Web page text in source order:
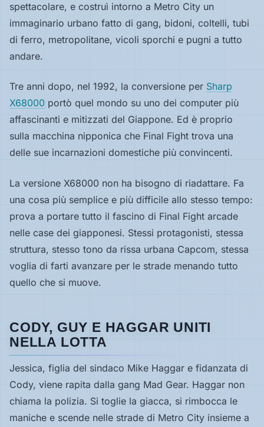
interpreti
Memories
Hardware
Tutte
le
piattaforme
Console
Computer
spettacolare, e costruì intorno a Metro City un
immaginario urbano fatto di gang, bidoni, coltelli, tubi
di ferro, metropolitane, vicoli sporchi e pugni a tutto
andare.
Tre anni dopo, nel 1992, la conversione per Sharp
X68000 portò quel mondo su uno dei computer più
affascinanti e mitizzati del Giappone. Ed è proprio
sulla macchina nipponica che Final Fight trova una
delle sue incarnazioni domestiche più convincenti.
La versione X68000 non ha bisogno di riadattare. Fa
una cosa più semplice e più difficile allo stesso tempo:
prova a portare tutto il fascino di Final Fight arcade
nelle case dei giapponesi. Stessi protagonisti, stessa
struttura, stesso tono da rissa urbana Capcom, stessa
voglia di farti avanzare per le strade menando tutto
quello che si muove.
CODY, GUY E HAGGAR UNITI
NELLA LOTTA
Jessica, figlia del sindaco Mike Haggar e fidanzata di
Cody, viene rapita dalla gang Mad Gear. Haggar non
chiama la polizia. Si toglie la giacca, si rimbocca le
maniche e scende nelle strade di Metro City insieme a